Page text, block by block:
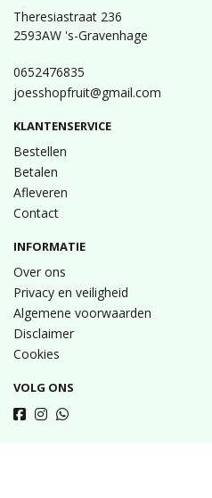
Theresiastraat 236
2593AW 's-Gravenhage
0652476835
joesshopfruit@gmail.com
KLANTENSERVICE
Bestellen
Betalen
Afleveren
Contact
INFORMATIE
Over ons
Privacy en veiligheid
Algemene voorwaarden
Disclaimer
Cookies
VOLG ONS